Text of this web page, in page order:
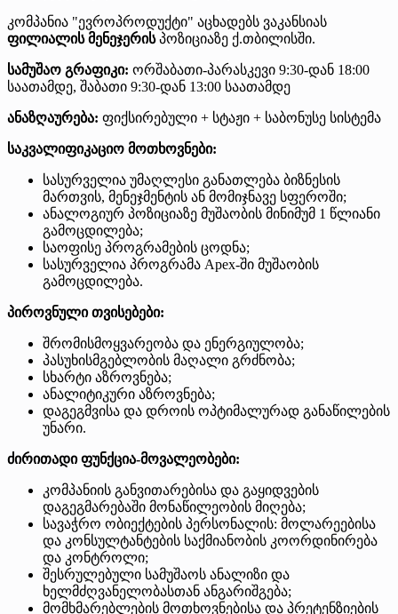
კომპანია "ევროპროდუქტი" აცხადებს ვაკანსიას
ფილიალის მენეჯერისპოზიციაზე ქ.თბილისში.
სამუშაო გრაფიკი: ორშაბათი-პარასკევი 9:30-დან 18:00
საათამდე, შაბათი 9:30-დან 13:00 საათამდე
ანაზღაურება: ფიქსირებული + სტაჟი + საბონუსე სისტემა
საკვალიფიკაციო მოთხოვნები:
სასურველია უმაღლესი განათლება ბიზნესის
მართვის, მენეჯმენტის ან მომიჯნავე სფეროში;
ანალოგიურ პოზიციაზე მუშაობის მინიმუმ 1 წლიანი
გამოცდილება;
საოფისე პროგრამების ცოდნა;
სასურველია პროგრამა Apex-ში მუშაობის
გამოცდილება.
პიროვნული თვისებები:
შრომისმოყვარეობა და ენერგიულობა;
პასუხისმგებლობის მაღალი გრძნობა;
სხარტი აზროვნება;
ანალიტიკური აზროვნება;
დაგეგმვისა და დროის ოპტიმალურად განაწილების
უნარი.
ძირითადი ფუნქცია-მოვალეობები:
კომპანიის განვითარებისა და გაყიდვების
დაგეგმარებაში მონაწილეობის მიღება;
სავაჭრო ობიექტების პერსონალის: მოლარეებისა
და კონსულტანტების საქმიანობის კოორდინირება
და კონტროლი;
შესრულებული სამუშაოს ანალიზი და
ხელმძღვანელობასთან ანგარიშგება;
მომხმარებლების მოთხოვნებისა და პრეტენზიების